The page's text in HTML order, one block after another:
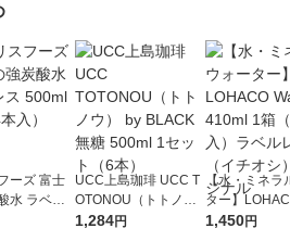
ーズ 富士
水 ラベル
1箱（24
UCC上島珈琲 UCC T
OTONOU（トトノ
ウ） by BLACK無糖 5
1,284円
【水・ミネラ
ター】
r 410ml 1箱（
1,450円